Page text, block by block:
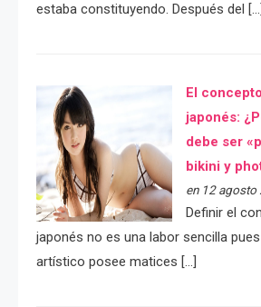
estaba constituyendo. Después del […]
El
japonés:
debe ser
bikini y
en 12 agosto
Definir el
japonés no es una labor sencilla
artístico posee matices […]